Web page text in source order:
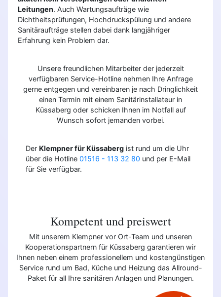
Leitungen. Auch Wartungsaufträge wie
Dichtheitsprüfungen, Hochdruckspülung und andere
Sanitäraufträge stellen dabei dank langjähriger
Erfahrung kein Problem dar.
Unsere freundlichen Mitarbeiter der jederzeit
verfügbaren Service-Hotline nehmen Ihre Anfrage
gerne entgegen und vereinbaren je nach Dringlichkeit
einen Termin mit einem Sanitärinstallateur in
Küssaberg oder schicken Ihnen im Notfall auf
Wunsch sofort jemanden vorbei.
Der Klempner für Küssaberg ist rund um die Uhr
über die Hotline 01516 - 113 32 80 und per E-Mail
für Sie verfügbar.
Kompetent und preiswert
Mit unserem Klempner vor Ort-Team und unseren
Kooperationspartnern für Küssaberg garantieren wir
Ihnen neben einem professionellem und kostengünstigen
Service rund um Bad, Küche und Heizung das Allround-
Paket für all Ihre sanitären Anlagen und Planungen.